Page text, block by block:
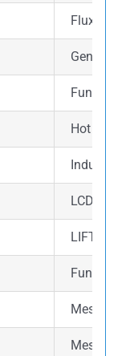
Flux
Gen
Fungsi
Hot start
LCD
LIFT
Fungsi
Mesin ini
Mesin ini